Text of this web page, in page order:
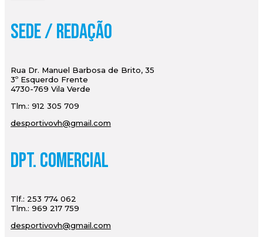
Sede / Redação
Rua Dr. Manuel Barbosa de Brito, 35
3º Esquerdo Frente
4730-769 Vila Verde
Tlm.: 912 305 709
desportivovh@gmail.com
Dpt. Comercial
Tlf.: 253 774 062
Tlm.: 969 217 759
desportivovh@gmail.com